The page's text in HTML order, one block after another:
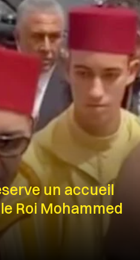
un accueil
Roi Mohammed